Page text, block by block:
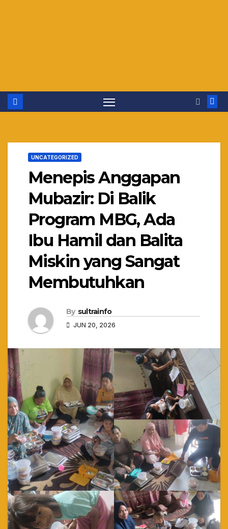
UNCATEGORIZED
Menepis Anggapan
Mubazir: Di Balik
Program MBG, Ada
Ibu Hamil dan Balita
Miskin yang Sangat
Membutuhkan
By sultrainfo
JUN 20, 2026